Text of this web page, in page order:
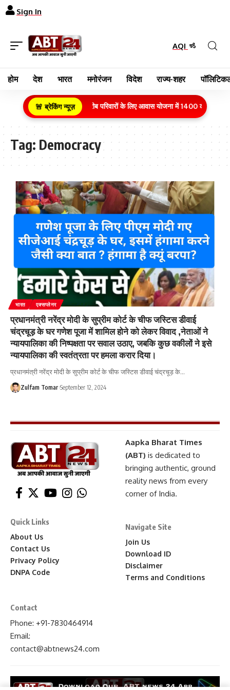
Sign In
AQI
होम देश भारत मनोरंजन विदेश राज्य-शहर
🚨 ब्रेकिंग न्यूज़
ग्रामीण क्षेत्र के गरीब परिवारों के लिए आवास योजना में 1400 करोड़ रुपये
Tag: Democracy
भारत एक्सप्लेनर
प्रधानमंत्री नरेंद्र मोदी के सुप्रीम कोर्ट के चीफ जस्टिस डीवाई
चंद्रचूड़ के घर गणेश पूजा में शामिल होने को लेकर विवाद ,नेताओं ने
न्यायपालिका की निष्पक्षता पर सवाल उठाए, जबकि कुछ वकीलों ने इसे
न्यायपालिका की स्वतंत्रता पर हमला करार दिया।
प्रधानमंत्री नरेंद्र मोदी के सुप्रीम कोर्ट के चीफ जस्टिस डीवाई चंद्रचूड़ के…
Zulfam Tomar September 12, 2024
Aapka Bharat Times
(ABT) is dedicated to
bringing authentic, ground
reality news from every
corner of India.
Quick Links
About Us
Contact Us
Privacy Policy
DNPA Code
Navigate Site
Join Us
Download ID
Disclaimer
Terms and Conditions
Contact
Phone: +91-7830464914
Email:
contact@abtnews24.com